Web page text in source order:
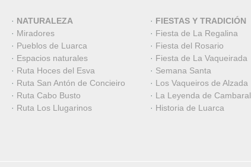
· NATURALEZA
· Miradores
· Pueblos de Luarca
· Espacios naturales
· Ruta Hoces del Esva
· Ruta San Antón de Concieiro
· Ruta Cabo Busto
· Ruta Los Llugarinos
· FIESTAS Y TRADICIÓN
· Fiesta de La Regalina
· Fiesta del Rosario
· Fiesta de La Vaqueirada
· Semana Santa
· Los Vaqueiros de Alzada
· La Leyenda de Cambaral
· Historia de Luarca